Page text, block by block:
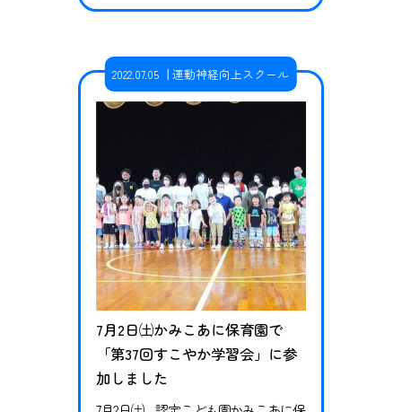
ます。 また、開校に伴って無料体験
した。 大館市並びに近隣の自治体に
在住の方はぜひこの機会に体験会へ
とご参加ください！ 体験会はスクー
開校…
2022.07.05 運動神経向上スクール
7月2日㈯かみこあに保育園で
「第37回すこやか学習会」に参
加しました